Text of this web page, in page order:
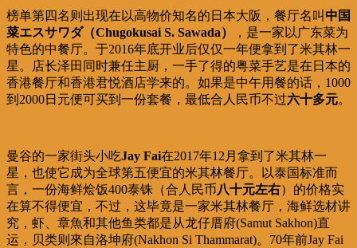
榜单第四名则出现在以高物价知名的日本大阪，餐厅名叫中国
菜エスサワダ（Chugokusai S. Sawada）
，是一家以广东菜为
特色的中餐厅。于2016年底开业后仅仅一年便拿到了米其林一
星。店长泽田同时兼任主厨，一手了得的粤菜手艺是在日本的
香港餐厅和香港君悦酒店学来的。如果是中午用餐的话，1000
到2000日元便可买到一份套餐，最低合人民币不过六十多元。
曼谷的一家街头小吃Jay Fai在2017年12月拿到了米其林一
星，也使它成为全球第五便宜的米其林餐厅。以泰国标准而
言，一份海鲜烩饭400泰铢（合人民币八十元左右）的价格实
在算不得便宜，不过，这毕竟是一家米其林餐厅，海鲜选材讲
究，虾、章魚和其他鱼类都是从龙仔厝府(Samut Sakhon)直
运，贝类则來自洛坤府(Nakhon Si Thammarat)。70年前Jay Fai